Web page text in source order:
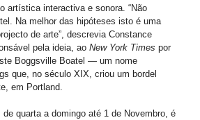
artística interactiva e sonora. “Não
Na melhor das hipóteses isto é uma
de arte”, descrevia Constance
pela ideia, ao New York Times por
Boggsville Boatel — um nome
que, no século XIX, criou um bordel
em Portland.
quarta a domingo até 1 de Novembro, é